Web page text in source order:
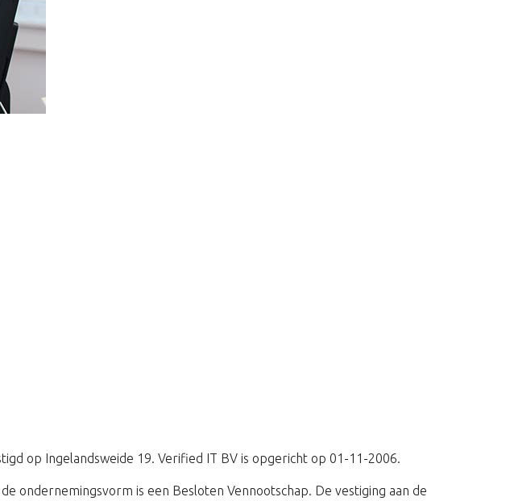
op Ingelandsweide 19. Verified IT BV is opgericht op 01-11-2006.
ondernemingsvorm is een Besloten Vennootschap. De vestiging aan de